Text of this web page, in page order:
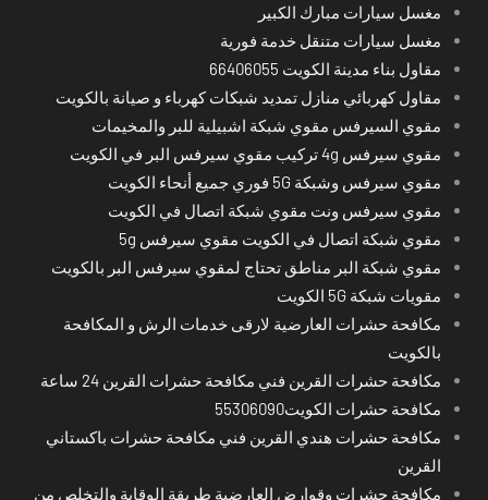
مغسل سيارات مبارك الكبير
مغسل سيارات متنقل خدمة فورية
مقاول بناء مدينة الكويت 66406055
مقاول كهربائي منازل تمديد شبكات كهرباء و صيانة بالكويت
مقوي السيرفس مقوي شبكة اشبيلية للبر والمخيمات
مقوي سيرفس 4g تركيب مقوي سيرفس البر في الكويت
مقوي سيرفس وشبكة 5G فوري جميع أنحاء الكويت
مقوي سيرفس ونت مقوي شبكة اتصال في الكويت
مقوي شبكة اتصال في الكويت مقوي سيرفس 5g
مقوي شبكة البر مناطق تحتاج لمقوي سيرفس البر بالكويت
مقويات شبكة 5G الكويت
مكافحة حشرات العارضية لارقى خدمات الرش و المكافحة
بالكويت
مكافحة حشرات القرين فني مكافحة حشرات القرين 24 ساعة
مكافحة حشرات الكويت55306090
مكافحة حشرات هندي القرين فني مكافحة حشرات باكستاني
القرين
مكافحة حشرات وقوارض العارضية طريقة الوقاية والتخلص من